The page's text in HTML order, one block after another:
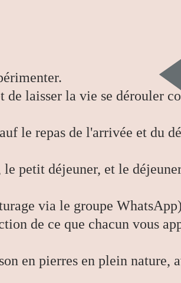
de laisser la vie se dérouler
le repas de l'arrivée et du
petit déjeuner, et le
via le groupe
de ce que chacun vous
en pierres en plein nature,